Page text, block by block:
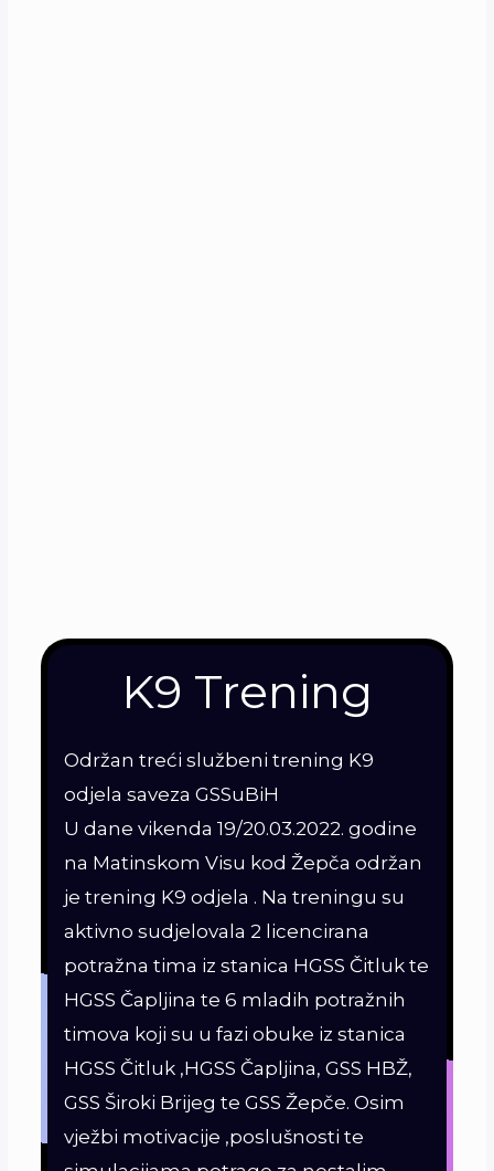
K9 Trening
Održan treći službeni trening K9
odjela saveza GSSuBiH
U dane vikenda 19/20.03.2022. godine
na Matinskom Visu kod Žepča održan
je trening K9 odjela . Na treningu su
aktivno sudjelovala 2 licencirana
potražna tima iz stanica HGSS Čitluk te
HGSS Čapljina te 6 mladih potražnih
timova koji su u fazi obuke iz stanica
HGSS Čitluk ,HGSS Čapljina, GSS HBŽ,
GSS Široki Brijeg te GSS Žepče. Osim
vježbi motivacije ,poslušnosti te